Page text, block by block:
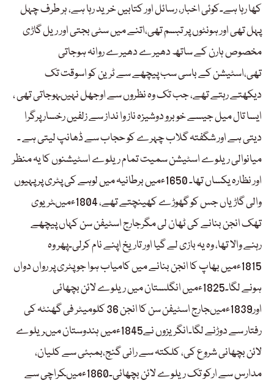
کھا رہا ہے۔کوئی اخبار، رسائل اور کتابیں خرید رہا ہے، ہر طرف چہل
پہل تھی اور ہونٹوں پر تبسم تھی،اتنے میں سٹی بجتی اور ریل گاڑی
مخصوص ہارن کے ساتھ دھیرے دھیرے روانہ ہوجاتی
تھی،اسٹیشن کے باسی سب پیچھے سے ٹرین کو اسوقت تک
دیکھتے رہتے تھے، جب تک وہ نظروں سے اوجھل نہیںہوجاتی تھی ،
ایسا تال میل جیسے خوبرو دوشیزہ ناز وا نداز سے زلفیں رخسار پرگرا
دیتی ہے اور شگفتہ گلاب چہرے کو حجاب سے ڈھانپ لیتی ہے ۔
میانوالی ریلوے اسٹیشن سمیت تمام ریلوے اسٹیشنوں کا یہ منظر
اور نظارہ یکساں تھا۔ 1650ءمیں برطانیہ میں لوہے کی پٹری پر پہیوں
والی گاڑیاں جس کو گھوڑے کھینچتے تھے، 1804ءمیںٹریوی
تھک انجن بنانے کی ٹھان لی مگرجارج اسٹیفن سن کہاں پیچھے
رہنے والا تھا، وہ یہ بازی لے گیا اور تاریخ اپنے نام کرلی۔پھر وہ
1815ءمیں بھاپ کا انجن بنانے میں کامیاب ہوا جو پٹری پر رواں دواں
ہونے لگا۔1825ءمیں انگلستان میں ریلوے لائن بچھائی
اور1839ءمیںجارج اسٹیفن سن کا انجن 36 کلومیٹر فی گھنٹہ کی
رفتار سے دوڑنے لگا۔انگریزوں نے1845ءمیں ہندوستان میںریلوے
لائن بچھانی شروع کی، کلکتہ سے رانی گنج،بمبئی سے کلیان،
مدارس سے ارکو تک ریلوے لائن بچھائی۔1860ءمیںکراچی سے